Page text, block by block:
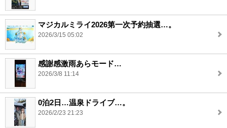
マジカルミライ2026第一次予約抽選…。
2026/3/15 05:02
感謝感激雨あらモード…
2026/3/8 11:14
0泊2日…温泉ドライブ…。
2026/2/23 21:23